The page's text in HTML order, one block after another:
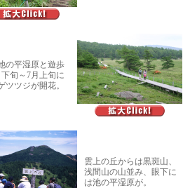
の平湿原と遊歩
旬～7月上旬に
ツツジが開花。
雲上の丘からは黒斑山、
浅間山の山並み、眼下に
は池の平湿原が。